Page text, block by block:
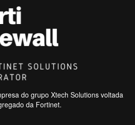
do grupo Xtech Solutions voltada
da Fortinet.